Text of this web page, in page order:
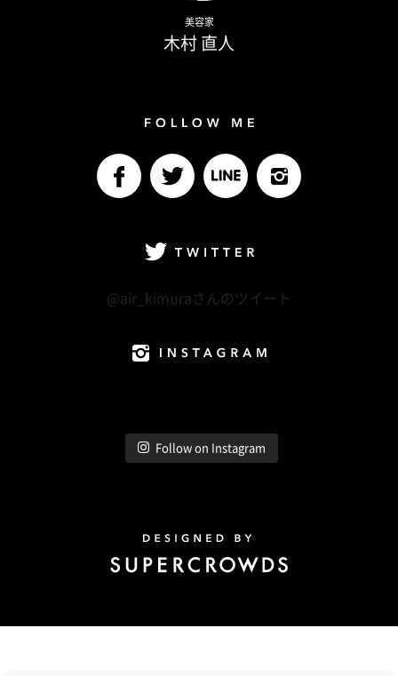
美容家
木村 直人
@air_kimuraさんのツイート
Follow on Instagram